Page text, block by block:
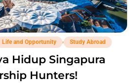
Life and Opportunity , Study Abroad
Hidup Singapura
Hunters!